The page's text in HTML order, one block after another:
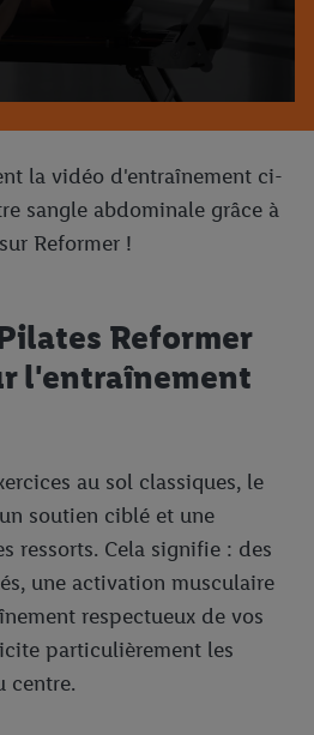
la vidéo d'entraînement ci-
sangle abdominale grâce à
Reformer !
Reformer
l'entraînement
au sol classiques, le
soutien ciblé et une
ressorts. Cela signifie : des
une activation musculaire
respectueux de vos
particulièrement les
centre.